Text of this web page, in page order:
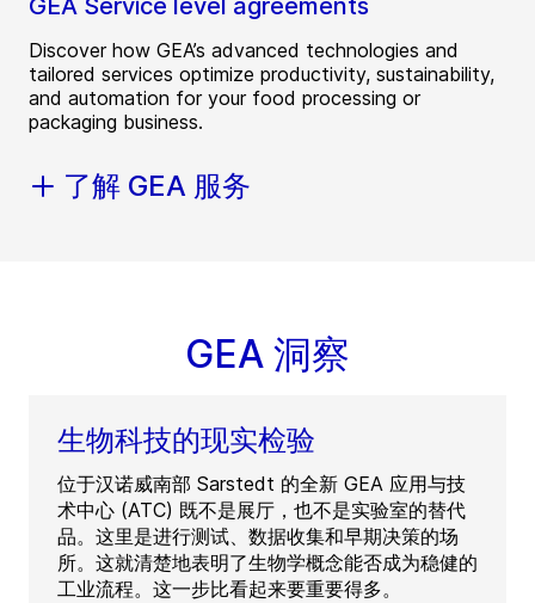
GEA Service level agreements
Discover how GEA’s advanced technologies and
tailored services optimize productivity, sustainability,
and automation for your food processing or
packaging business.
了解 GEA 服务
GEA 洞察
生物科技的现实检验
位于汉诺威南部 Sarstedt 的全新 GEA 应用与技
术中心 (ATC) 既不是展厅，也不是实验室的替代
品。这里是进行测试、数据收集和早期决策的场
所。这就清楚地表明了生物学概念能否成为稳健的
工业流程。这一步比看起来要重要得多。